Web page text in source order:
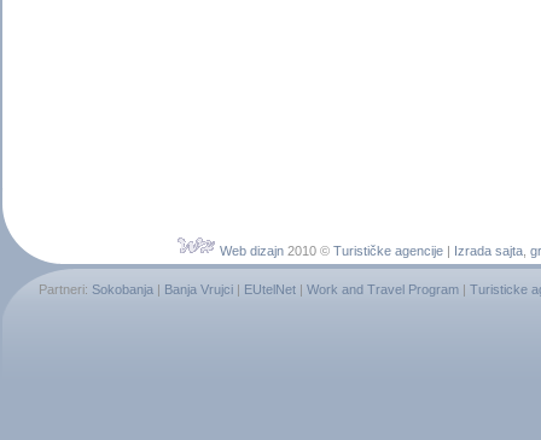
Web dizajn 2010 © Turističke agencije | Izrada sajta
Partneri: Sokobanja | Banja Vrujci | EUtelNet | Work and Travel Program | Turisticke